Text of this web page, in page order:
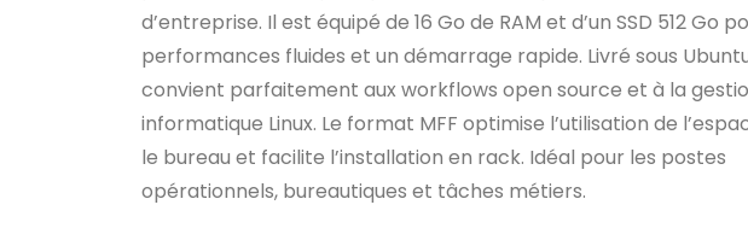
d’entreprise. Il est équipé de 16 Go de RAM et d’un SSD 512 Go
performances fluides et un démarrage rapide. Livré sous
convient parfaitement aux workflows open source et à la
informatique Linux. Le format MFF optimise l’utilisation de
le bureau et facilite l’installation en rack. Idéal pour les postes
opérationnels, bureautiques et tâches métiers.